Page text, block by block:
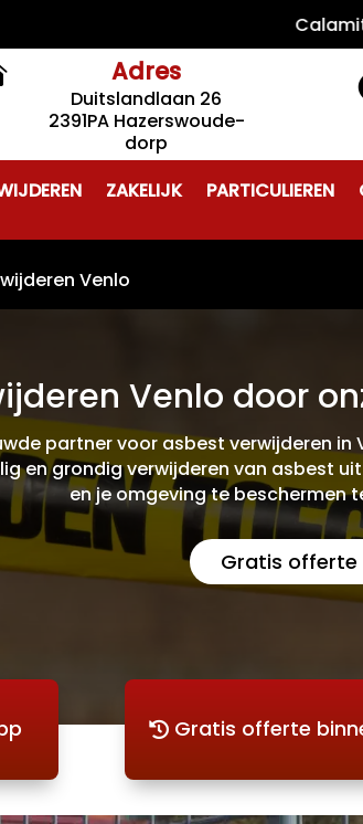
Calamiteiten
Adres
Duitslandlaan 26
2391PA Hazerswoude-
dorp
ZAKELIJK PARTICULIEREN
Venlo
Venlo door
partner voor asbest verwijderen in
en grondig verwijderen van asbest
en je omgeving te beschermen
Gratis offerte
Gratis offerte